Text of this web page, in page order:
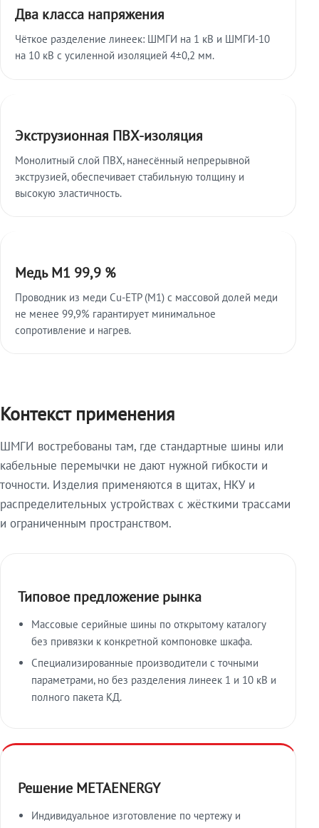
Два класса напряжения
Чёткое разделение линеек: ШМГИ на 1 кВ и ШМГИ-10
на 10 кВ с усиленной изоляцией 4±0,2 мм.
Экструзионная ПВХ-изоляция
Монолитный слой ПВХ, нанесённый непрерывной
экструзией, обеспечивает стабильную толщину и
высокую эластичность.
Медь М1 99,9 %
Проводник из меди Cu-ETP (M1) с массовой долей меди
не менее 99,9% гарантирует минимальное
сопротивление и нагрев.
Контекст применения
ШМГИ востребованы там, где стандартные шины или
кабельные перемычки не дают нужной гибкости и
точности. Изделия применяются в щитах, НКУ и
распределительных устройствах с жёсткими трассами
и ограниченным пространством.
Типовое предложение рынка
Массовые серийные шины по открытому каталогу
без привязки к конкретной компоновке шкафа.
Специализированные производители с точными
параметрами, но без разделения линеек 1 и 10 кВ и
полного пакета КД.
Решение METAENERGY
Индивидуальное изготовление по чертежу и